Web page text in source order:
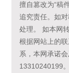
擅自篡改为“稿
追究责任。如
处理。 如本网
根据网站上的
系，本网承诺
13310240199。